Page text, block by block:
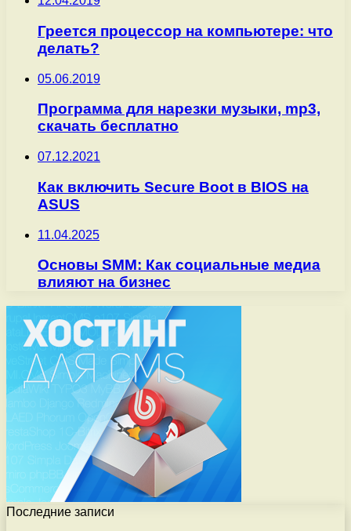
Греется процессор на компьютере: что
делать?
05.06.2019
Программа для нарезки музыки, mp3,
скачать бесплатно
07.12.2021
Как включить Secure Boot в BIOS на
ASUS
11.04.2025
Основы SMM: Как социальные медиа
влияют на бизнес
Последние записи